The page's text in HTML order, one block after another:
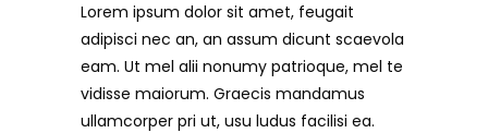
Lorem ipsum dolor sit amet, feugait
adipisci nec an, an assum dicunt scaevola
eam. Ut mel alii nonumy patrioque, mel te
vidisse maiorum. Graecis mandamus
ullamcorper pri ut, usu ludus facilisi ea.